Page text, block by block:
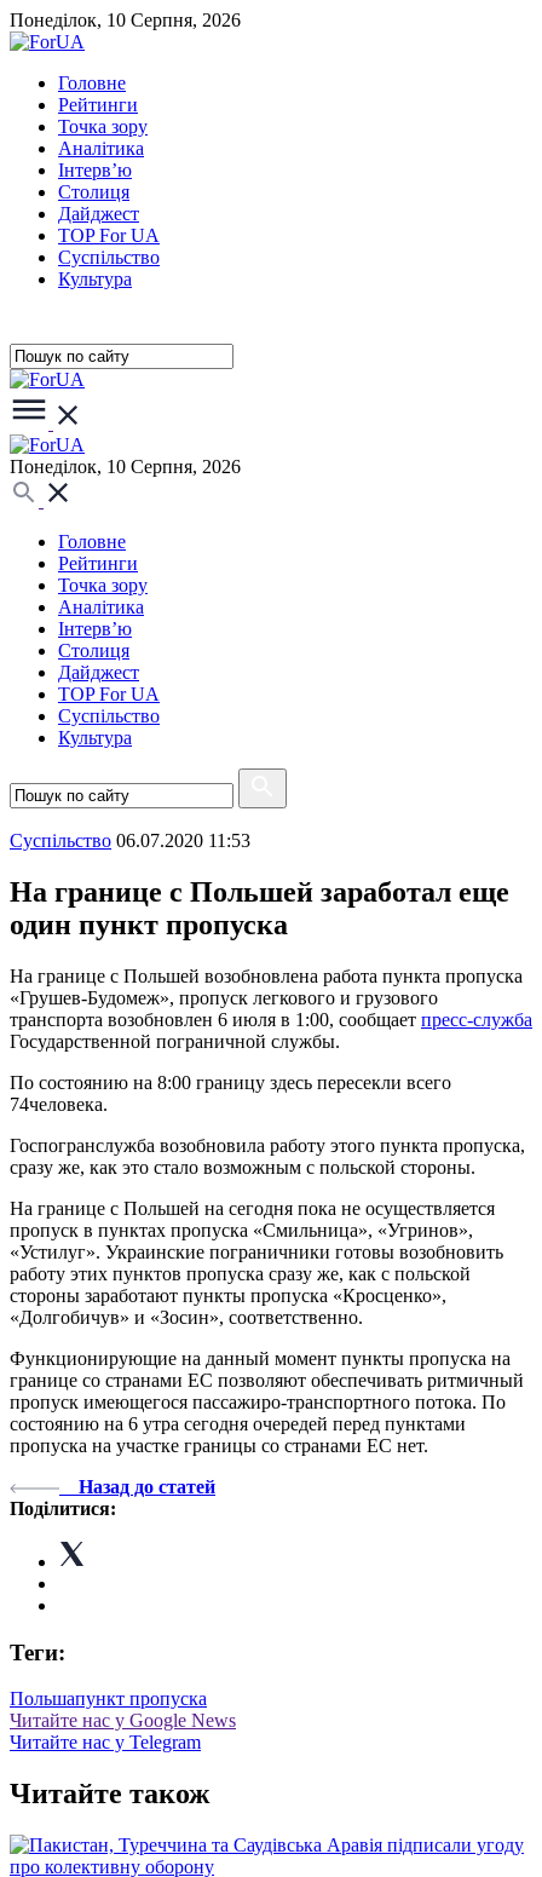
Понеділок, 10 Серпня, 2026
Головне
Рейтинги
Точка зору
Аналітика
Інтерв’ю
Столиця
Дайджест
TOP For UA
Суспiльство
Культура
Понеділок, 10 Серпня, 2026
Головне
Рейтинги
Точка зору
Аналітика
Інтерв’ю
Столиця
Дайджест
TOP For UA
Суспiльство
Культура
Суспiльство 06.07.2020 11:53
На границе с Польшей заработал еще
один пункт пропуска
На границе с Польшей возобновлена ​​работа пункта пропуска
«Грушев-Будомеж», пропуск легкового и грузового
транспорта возобновлен 6 июля в 1:00, сообщает пресс-служба
Государственной пограничной службы.
По состоянию на 8:00 границу здесь пересекли всего
74человека.
Госпогранслужба возобновила работу этого пункта пропуска,
сразу же, как это стало возможным с польской стороны.
На границе с Польшей на сегодня пока не осуществляется
пропуск в пунктах пропуска «Смильница», «Угринов»,
«Устилуг». Украинские пограничники готовы возобновить
работу этих пунктов пропуска сразу же, как с польской
стороны заработают пункты пропуска «Кросценко»,
«Долгобичув» и «Зосин», соответственно.
Функционирующие на данный момент пункты пропуска на
границе со странами ЕС позволяют обеспечивать ритмичный
пропуск имеющегося пассажиро-транспортного потока. По
состоянию на 6 утра сегодня очередей перед пунктами
пропуска на участке границы со странами ЕС нет.
Назад до статей
Поділитися:
Теги:
Польшапункт пропуска
Читайте нас у Google News
Читайте нас у Telegram
Читайте також